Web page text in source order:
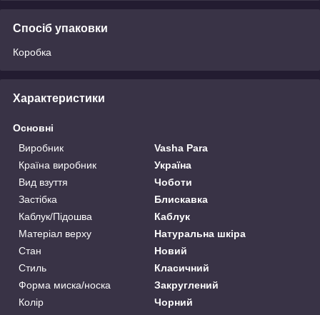
Спосіб упаковки
Коробка
Характеристики
Основні
Виробник
Vasha Para
Країна виробник
Україна
Вид взуття
Чоботи
Застібка
Блискавка
Каблук/Підошва
Каблук
Матеріал верху
Натуральна шкіра
Стан
Новий
Стиль
Класичний
Форма миска/носка
Закруглений
Колір
Чорний